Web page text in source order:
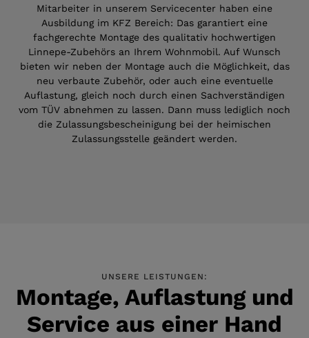
Mitarbeiter in unserem Servicecenter haben eine
Ausbildung im KFZ Bereich: Das garantiert eine
fachgerechte Montage des qualitativ hochwertigen
Linnepe-Zubehörs an Ihrem Wohnmobil. Auf Wunsch
bieten wir neben der Montage auch die Möglichkeit, das
neu verbaute Zubehör, oder auch eine eventuelle
Auflastung, gleich noch durch einen Sachverständigen
vom TÜV abnehmen zu lassen. Dann muss lediglich noch
die Zulassungsbescheinigung bei der heimischen
Zulassungsstelle geändert werden.
UNSERE LEISTUNGEN:
Montage, Auflastung und
Service aus einer Hand